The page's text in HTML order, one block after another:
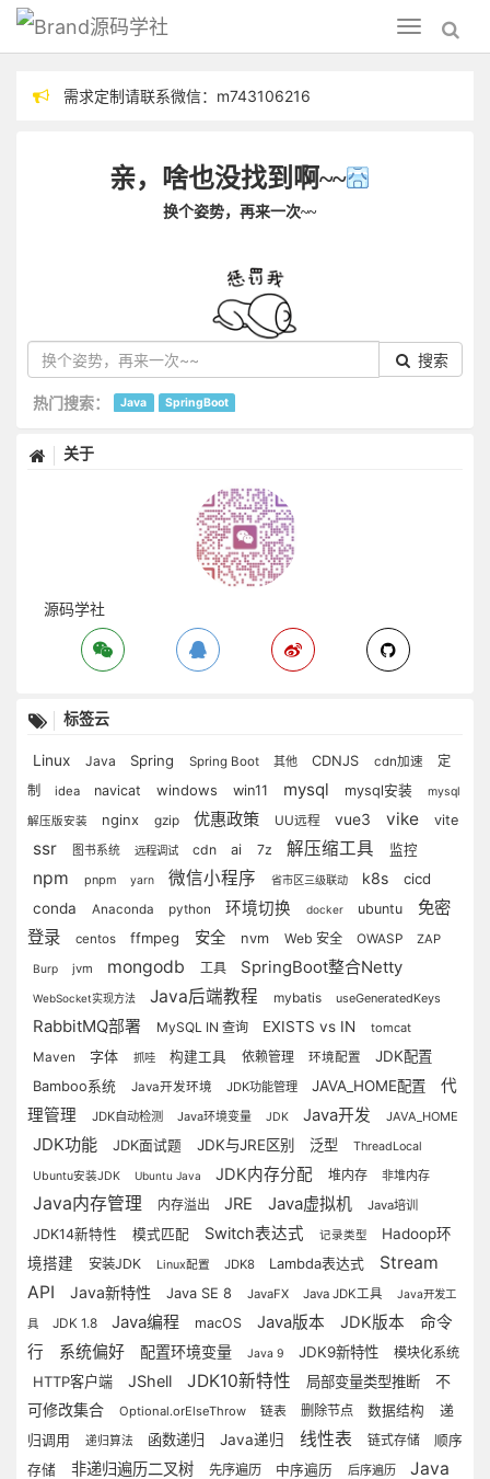
Toggle
navigation
源码学社
需求定制请联系微信：m743106216
亲，啥也没找到啊~~
换个姿势，再来一次~~
搜索
热门搜索： Java SpringBoot
关于
源码学社
标签云
Linux Java Spring Spring Boot 其他 CDNJS cdn加速
定
制
idea navicat windows win11 mysql mysql安装 mysql
解压版安装 nginx gzip 优惠政策 UU远程 vue3 vike vite
ssr 图书系统 远程调试 cdn ai 7z 解压缩工具 监控
npm pnpm yarn 微信小程序 省市区三级联动 k8s
cicd
conda
Anaconda python 环境切换 docker ubuntu
免密
登录
centos ffmpeg 安全 nvm Web 安全 OWASP ZAP
Burp jvm mongodb 工具 SpringBoot整合Netty
WebSocket实现方法 Java后端教程 mybatis useGeneratedKeys
RabbitMQ部署 MySQL IN 查询 EXISTS vs IN
tomcat
Maven
字体 抓哇 构建工具 依赖管理 环境配置 JDK配置
Bamboo系统 Java开发环境 JDK功能管理 JAVA_HOME配置
代
理管理
JDK自动检测 Java环境变量 JDK Java开发 JAVA_HOME
JDK功能 JDK面试题 JDK与JRE区别 泛型 ThreadLocal
Ubuntu安装JDK Ubuntu Java JDK内存分配 堆内存 非堆内存
Java内存管理 内存溢出 JRE Java虚拟机 Java培训
JDK14新特性 模式匹配 Switch表达式 记录类型
Hadoop环
境搭建
安装JDK Linux配置 JDK8 Lambda表达式
Stream
API
Java新特性 Java SE 8 JavaFX Java JDK工具 Java开发工
具 JDK 1.8 Java编程 macOS Java版本 JDK版本
命令
行
系统偏好 配置环境变量 Java 9 JDK9新特性 模块化系统
HTTP客户端 JShell JDK10新特性 局部变量类型推断
不
可修改集合
Optional.orElseThrow 链表 删除节点 数据结构
递
归调用
递归算法 函数递归 Java递归 线性表 链式存储
顺序
存储
非递归遍历二叉树 先序遍历 中序遍历 后序遍历
Java